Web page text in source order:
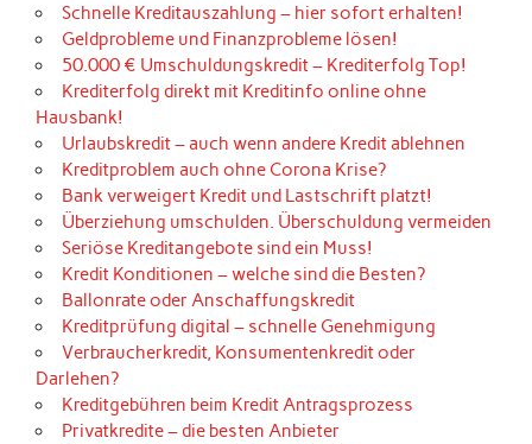
Schnelle Kreditauszahlung – hier sofort erhalten!
Geldprobleme und Finanzprobleme lösen!
50.000 € Umschuldungskredit – Krediterfolg Top!
Krediterfolg direkt mit Kreditinfo online ohne
Hausbank!
Urlaubskredit – auch wenn andere Kredit ablehnen
Kreditproblem auch ohne Corona Krise?
Bank verweigert Kredit und Lastschrift platzt!
Überziehung umschulden. Überschuldung vermeiden
Seriöse Kreditangebote sind ein Muss!
Kredit Konditionen – welche sind die Besten?
Ballonrate oder Anschaffungskredit
Kreditprüfung digital – schnelle Genehmigung
Verbraucherkredit, Konsumentenkredit oder
Darlehen?
Kreditgebühren beim Kredit Antragsprozess
Privatkredite – die besten Anbieter